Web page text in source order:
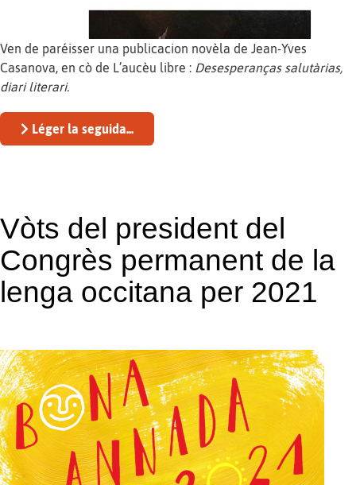
Ven de paréisser una publicacion novèla de Jean-Yves
Casanova, en cò de L’aucèu libre : Desesperanças salutàrias,
diari literari.
Léger la seguida...
Vòts del president del
Congrès permanent de la
lenga occitana per 2021